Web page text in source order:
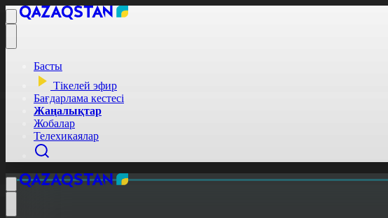
Басты
Тікелей эфир
Бағдарлама кестесі
Жаңалықтар
Жобалар
Телехикаялар